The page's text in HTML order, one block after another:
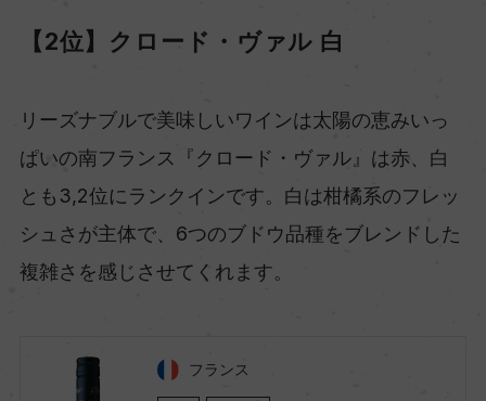
【2位】クロード・ヴァル 白
リーズナブルで美味しいワインは太陽の恵みいっ
ぱいの南フランス『クロード・ヴァル』は赤、白
とも3,2位にランクインです。白は柑橘系のフレッ
シュさが主体で、6つのブドウ品種をブレンドした
複雑さを感じさせてくれます。
フランス